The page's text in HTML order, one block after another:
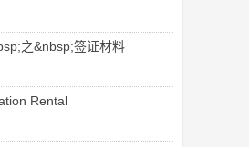
之&nbsp;签证材料
Rental